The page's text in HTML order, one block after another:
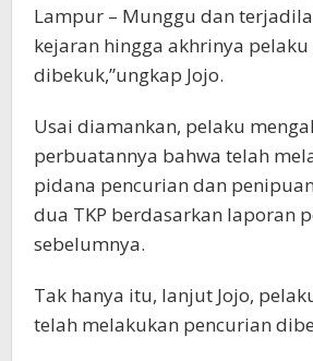
Lampur – Munggu dan
kejaran hingga akhrinya
dibekuk,”ungkap Jojo.
Usai diamankan, pelaku
perbuatannya bahwa telah
pidana pencurian dan
dua TKP berdasarkan laporan
sebelumnya.
Tak hanya itu, lanjut Jojo,
telah melakukan pencurian